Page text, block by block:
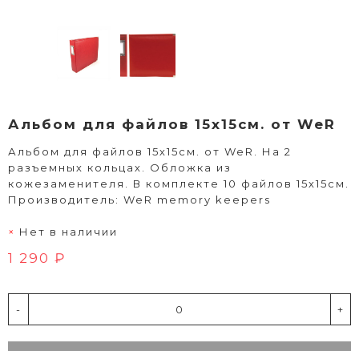
Альбом для файлов 15х15см. от WeR
Альбом для файлов 15х15см. от WeR. На 2
разъемных кольцах. Обложка из
кожезаменителя. В комплекте 10 файлов 15х15см.
Производитель: WeR memory keepers
Нет в наличии
1 290 ₽
- +